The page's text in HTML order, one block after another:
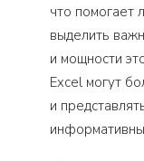
что помогает
выделить
и мощности
Excel могут
и